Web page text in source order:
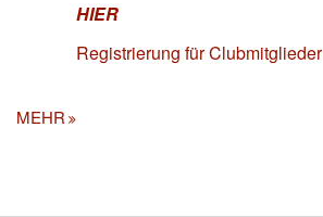
HIER
Registrierung für Clubmitglieder
MEHR